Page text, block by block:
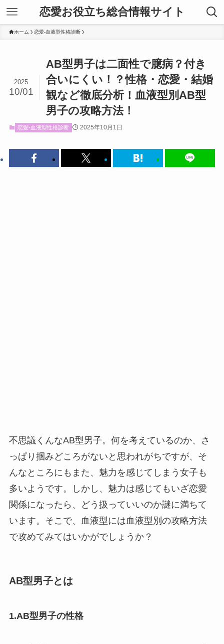
恋愛お役立ち総合情報サイト
ホーム 恋愛-血液型性格診断
AB型男子は二面性で臆病？付き
合いにくい！？性格・恋愛・結婚
観など徹底分析！血液型別AB型
男子の攻略方法！
2025
10/01
恋愛-血液型性格診断 2025年10月1日
不思議くんなAB型男子。何を考えているのか、さ
っぱり掴みどころがないと思われがちですが、そ
んなところにもまた、魅力を感じてしまう女子も
多いようです。しかし、魅力は感じてもいざ恋愛
関係になったら、どう扱っていいのか謎に満ちて
います。そこで、血液型には血液型別の攻略方法
で攻めてみてはいかがでしょうか？
AB型男子とは
1.AB型男子の性格